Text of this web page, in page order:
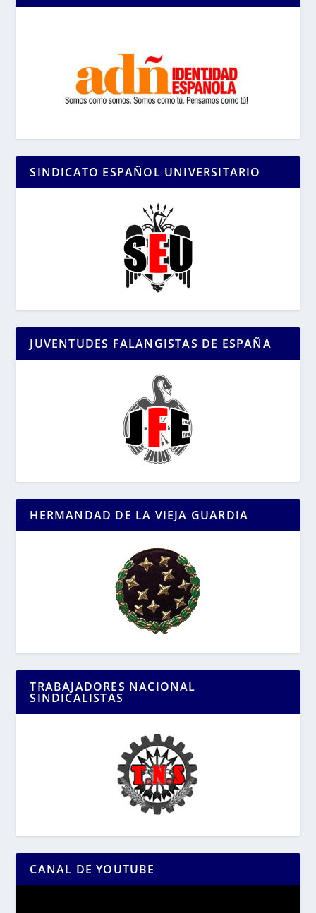
SINDICATO ESPAÑOL UNIVERSITARIO
JUVENTUDES FALANGISTAS DE ESPAÑA
HERMANDAD DE LA VIEJA GUARDIA
TRABAJADORES NACIONAL
SINDICALISTAS
CANAL DE YOUTUBE